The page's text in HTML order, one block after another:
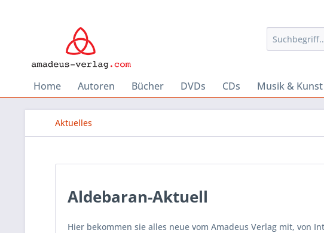
Home Autoren Bücher DVDs CDs Musik & Kunst
Aktuelles
Aldebaran-Aktuell
Hier bekommen sie alles neue vom Amadeus Verlag mit, von